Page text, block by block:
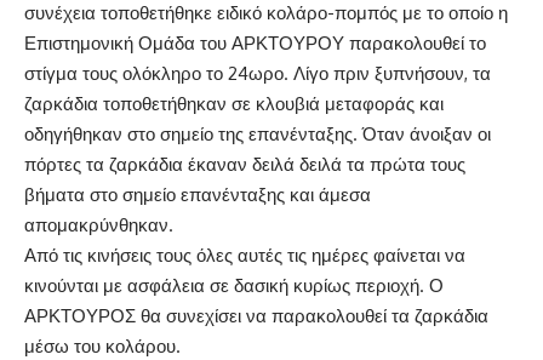
συνέχεια τοποθετήθηκε ειδικό κολάρο-πομπός με το οποίο η
Επιστημονική Ομάδα του ΑΡΚΤΟΥΡΟΥ παρακολουθεί το
στίγμα τους ολόκληρο το 24ωρο. Λίγο πριν ξυπνήσουν, τα
ζαρκάδια τοποθετήθηκαν σε κλουβιά μεταφοράς και
οδηγήθηκαν στο σημείο της επανένταξης. Όταν άνοιξαν οι
πόρτες τα ζαρκάδια έκαναν δειλά δειλά τα πρώτα τους
βήματα στο σημείο επανένταξης και άμεσα
απομακρύνθηκαν.
Από τις κινήσεις τους όλες αυτές τις ημέρες φαίνεται να
κινούνται με ασφάλεια σε δασική κυρίως περιοχή. Ο
ΑΡΚΤΟΥΡΟΣ θα συνεχίσει να παρακολουθεί τα ζαρκάδια
μέσω του κολάρου.